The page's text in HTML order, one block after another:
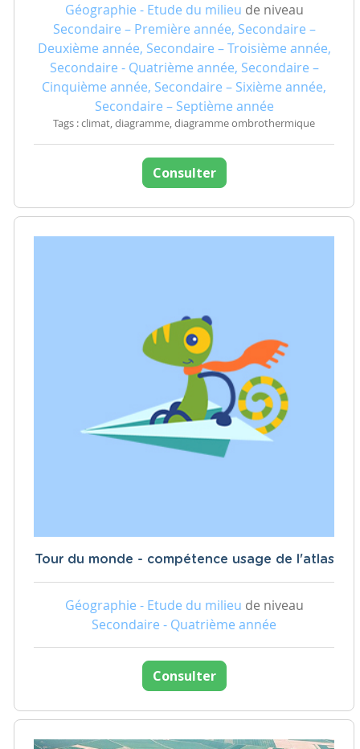
Géographie - Etude du milieu de niveau
Secondaire – Première année, Secondaire –
Deuxième année, Secondaire – Troisième année,
Secondaire - Quatrième année, Secondaire –
Cinquième année, Secondaire – Sixième année,
Secondaire – Septième année
Tags : climat, diagramme, diagramme ombrothermique
Consulter
Tour du monde - compétence usage de l'atlas
Géographie - Etude du milieu de niveau
Secondaire - Quatrième année
Consulter